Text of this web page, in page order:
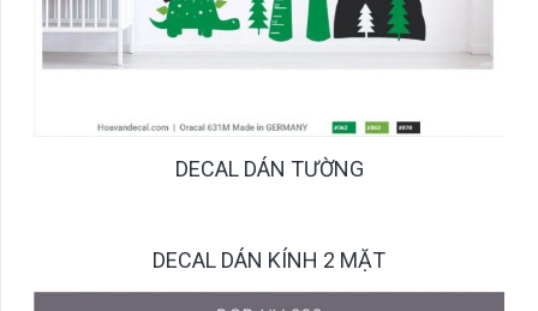
DECAL DÁN TƯỜNG
DECAL DÁN KÍNH 2 MẶT